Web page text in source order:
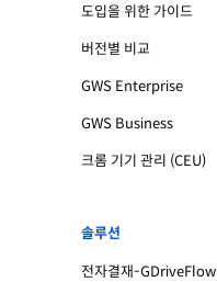
도입을 위한 가이드
버전별 비교
GWS Enterprise
GWS Business
크롬 기기 관리 (CEU)
솔루션
전자결재-GDriveFlow